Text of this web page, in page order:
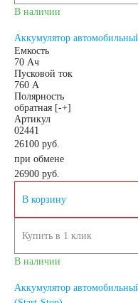
Скутеры
В наличии
Аккумулятор
Емкость
70 Ач
Пусковой ток
760 А
Полярность
обратная [-+]
Артикул
02441
26100 руб.
при обмене
26900 руб.
В корзину
Купить в 1 клик
В наличии
Аккумулятор